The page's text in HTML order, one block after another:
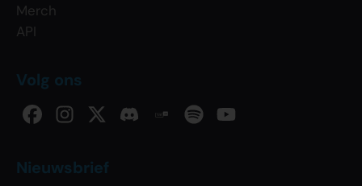
Merch
API
Volg ons
Nieuwsbrief